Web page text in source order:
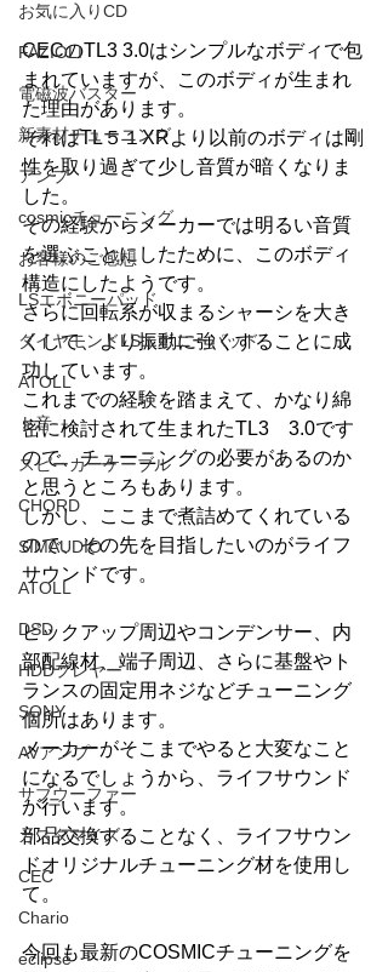
お気に入りCD
FAZIOLI
電磁波バスター
新素材チューニング
アンプ
cosmicチューニング
お客様のご感想
LSエボニーパッド
ダイヤモンドLSエボニーパッド
ATOLL
ト音
スピーカーケーブル
CHORD
SIMAUDIO
ATOLL
DSD
HDDプレヤー
SONY
AVアンプ
サブウーファー
カスタマイズ
CEC
Chario
eclipse
CECのTL3 3.0はシンプルなボディで包
まれていますが、このボディが生まれ
た理由があります。
それはTL５１XRより以前のボディは剛
性を取り過ぎて少し音質が暗くなりま
した。
その経験からメーカーでは明るい音質
を選ぶことにしたために、このボディ
構造にしたようです。
さらに回転系が収まるシャーシを大き
くして、より振動に強くすることに成
功しています。
これまでの経験を踏まえて、かなり綿
密に検討されて生まれたTL3　3.0です
ので、チューニングの必要があるのか
と思うところもあります。
しかし、ここまで煮詰めてくれている
ので、その先を目指したいのがライフ
サウンドです。
ピックアップ周辺やコンデンサー、内
部配線材、端子周辺、さらに基盤やト
ランスの固定用ネジなどチューニング
個所はあります。
メーカーがそこまでやると大変なこと
になるでしょうから、ライフサウンド
が行います。
部品交換することなく、ライフサウン
ドオリジナルチューニング材を使用し
て。
今回も最新のCOSMICチューニングを